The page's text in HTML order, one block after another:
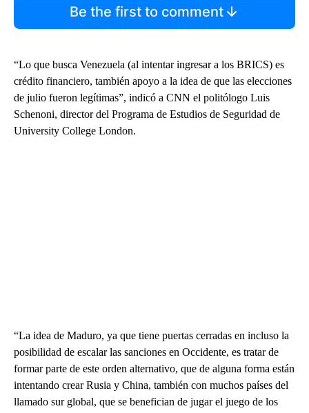
Be the first to comment
“Lo que busca Venezuela (al intentar ingresar a los BRICS) es
crédito financiero, también apoyo a la idea de que las elecciones
de julio fueron legítimas”, indicó a CNN el politólogo Luis
Schenoni, director del Programa de Estudios de Seguridad de
University College London.
“La idea de Maduro, ya que tiene puertas cerradas en incluso la
posibilidad de escalar las sanciones en Occidente, es tratar de
formar parte de este orden alternativo, que de alguna forma están
intentando crear Rusia y China, también con muchos países del
llamado sur global, que se benefician de jugar el juego de los